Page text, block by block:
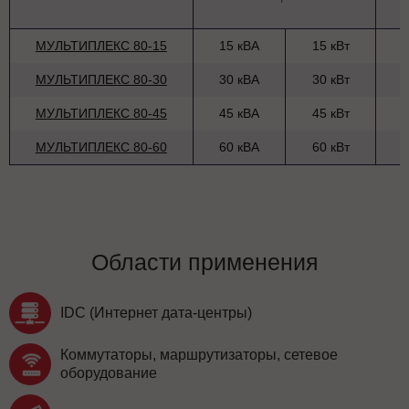
МУЛЬТИПЛЕКС 80-15 15 кВА 15 кВт
МУЛЬТИПЛЕКС 80-30 30 кВА 30 кВт
МУЛЬТИПЛЕКС 80-45 45 кВА 45 кВт
МУЛЬТИПЛЕКС 80-60 60 кВА 60 кВт
Области применения
IDC (Интернет дата-центры)
Коммутаторы, маршрутизаторы, сетевое
оборудование